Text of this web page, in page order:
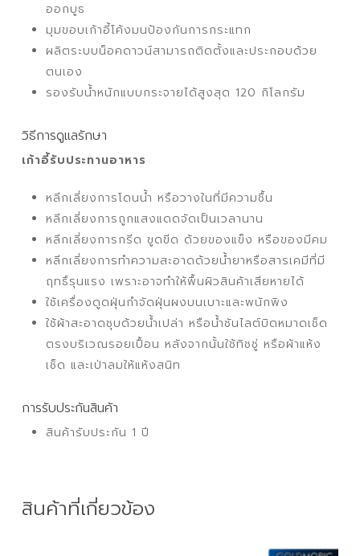
ออกบูธ
มุมขอบเก้าอี้โค้งมนป้องกันการกระแทก
ผลิตระบบน็อคดาวน์สามารถติดตั้งและประกอบด้วย
ตนเอง
รองรับน้ำหนักแบบกระจายได้สูงสุด 120 กิโลกรัม
วิธีการดูแลรักษา
เก้าอี้รับประทานอาหาร
หลีกเลี่ยงการโดนน้ำ หรือวางในที่มีความชื้น
หลีกเลี่ยงการถูกแสงแดดจัดเป็นเวลานาน
หลีกเลี่ยงการกรีด ขูดขีด ด้วยของแข็ง หรือของมีคม
หลีกเลี่ยงการทำความสะอาดด้วยน้ำยาหรือสารเคมีที่มี
ฤทธิ์รุนแรง เพราะอาจทำให้พื้นผิวสินค้าเสียหายได้
ใช้เครื่องดูดฝุ่นกำจัดฝุ่นผงบนเบาะและพนักพิง
ใช้ผ้าสะอาดชุบด้วยน้ำเปล่า หรือน้ำซันไลต์บิดหมาดเช็ด
ตรงบริเวณรอยเปื้อน หลังจากนั้นใช้ทิชชู่ หรือผ้าแห้ง
เช็ด และเป่าลมให้แห้งสนิท
การรับประกันสินค้า
สินค้ารับประกัน 1 ปี
สินค้าที่เกี่ยวข้อง